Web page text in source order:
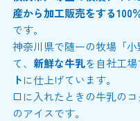
産から加工販売をする100
です。
神奈川県で随一の牧場「
て、 新鮮な牛乳を自社工場
トに仕上げています。
口に入れたときの牛乳の
のアイスです。